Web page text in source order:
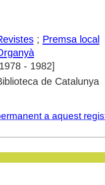
; Premsa local
- 1982]
de Catalunya
a aquest